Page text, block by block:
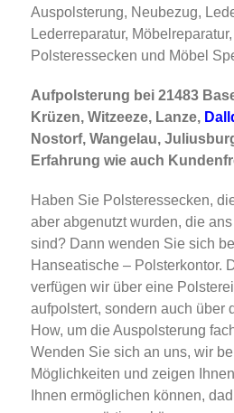
Auspolsterung, Neubezug,
Lederreparatur,
Polsteressecken und Möbel
Aufpolsterung bei 21483
Krüzen, Witzeeze, Lanze,
Nostorf, Wangelau,
Erfahrung wie auch
Haben Sie Polsteressecken,
aber abgenutzt wurden, die
sind? Dann wenden Sie sich
Hanseatische – Polsterkontor.
verfügen wir über eine
aufpolstert, sondern auch über
How, um die Auspolsterung
Wenden Sie sich an uns, wir
Möglichkeiten und zeigen
Ihnen ermöglichen können,